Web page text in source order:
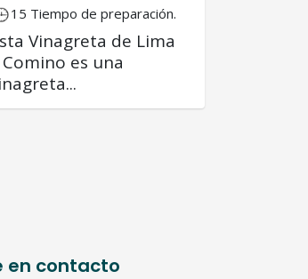
15 Tiempo de preparación.
Vinagreta de Lima
es una
en contacto